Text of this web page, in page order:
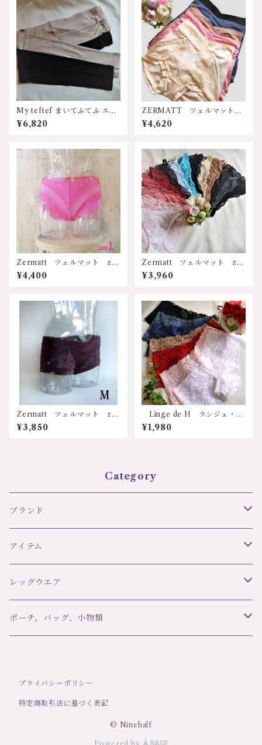
ク、ブルーグレー、グレージ
ュ、ピンク、カーキ 価格：7
040円（送料無料）
My teftef まいてふてふ エア
リーシリーズ シルクコット
ン レギンス スパッツ
¥6,820
ZERMATT ツェルマット
2187L デイリー兼サニタリ
ーショーツ Lサイズ 日本製
¥4,620
Zermatt ツェルマット z2
266L レース付サポートシ
ョーツ Lサイズ 日本製
¥4,400
Zermatt ツェルマット z2
397 レースショーツ M
サイズ 日本製
¥3,960
Zermatt ツェルマット z2
388m ヒップハング ローラ
イズサポートショーツ Mサ
¥3,850
Linge de H ランジェ・
ド・アッシュ 日本 RS714
総レース ヒップハングボク
¥1,980
Category
ブランド
リズ・シャルメル LISE CHARMEL
C42 ULTRA FEMININ
オーバドゥ AUBADE
ランジェリーク L’ANGELIQUE
LJT Les Jupons de Tess
アイテム
ブラ＆ボトムセット
スリップ・ベビードール
ナイティ
レッグウエア
ブランド
Trasparenzeトラスパレンツェ
デザインストッキング・タイツ
ポーチ、バッグ、小物類
洗剤
プライバシーポリシー
特定商取引法に基づく表記
© Ninehalf